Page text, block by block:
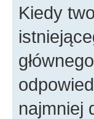
Kiedy
najmniej